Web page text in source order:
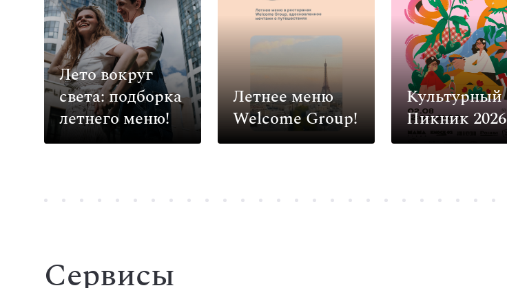
Лето вокруг
света: подборка
летнего меню!
Летнее меню
Welcome Group!
Культурный
Пикник 2026
Сервисы